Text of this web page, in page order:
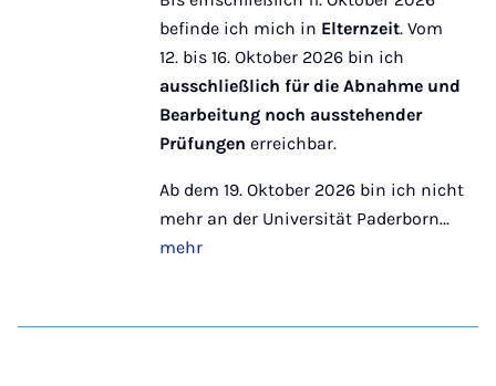
befinde ich mich in Elternzeit. Vom
12. bis 16. Oktober 2026 bin ich
ausschließlich für die Abnahme und
Bearbeitung noch ausstehender
Prüfungen erreichbar.
Ab dem 19. Oktober 2026 bin ich nicht
mehr an der Universität Paderborn...
mehr